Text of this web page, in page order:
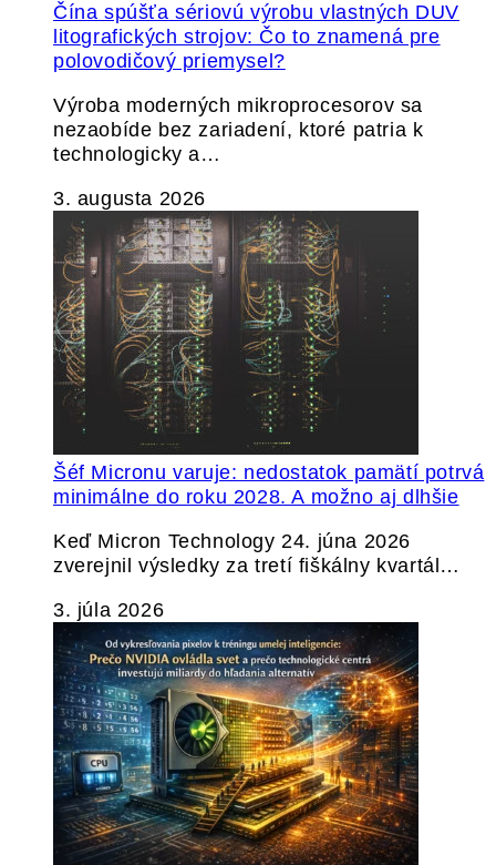
Čína spúšťa sériovú výrobu vlastných DUV
litografických strojov: Čo to znamená pre
polovodičový priemysel?
Výroba moderných mikroprocesorov sa
nezaobíde bez zariadení, ktoré patria k
technologicky a…
3. augusta 2026
Šéf Micronu varuje: nedostatok pamätí potrvá
minimálne do roku 2028. A možno aj dlhšie
Keď Micron Technology 24. júna 2026
zverejnil výsledky za tretí fiškálny kvartál…
3. júla 2026